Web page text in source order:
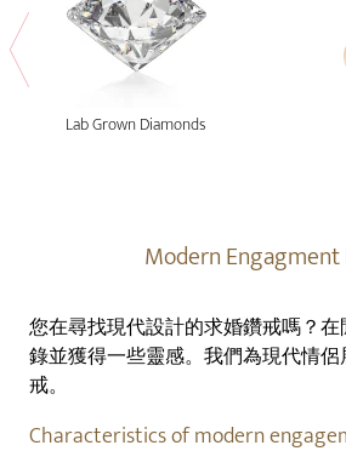
Lab Grown Diamonds
Modern
您在尋找現代設計的求婚鑽戒嗎？
錄並獲得一些靈感。我們為現代情
戒。
Characteristics of modern